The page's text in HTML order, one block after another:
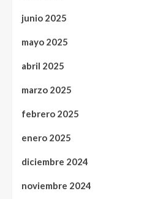
junio 2025
mayo 2025
abril 2025
marzo 2025
febrero 2025
enero 2025
diciembre 2024
noviembre 2024